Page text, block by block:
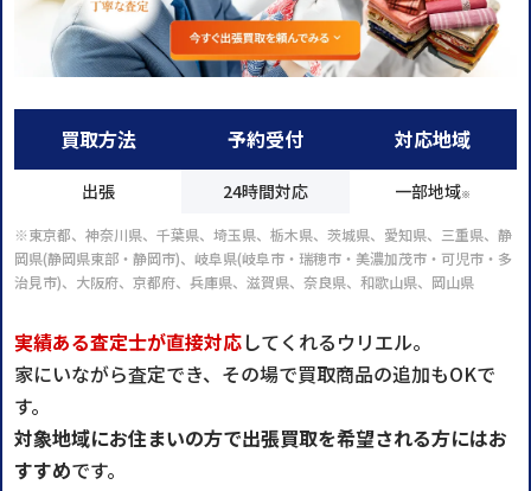
買取方法
出張
予約受付
24時間対応
対応地域
一部地域※
※東京都、神奈川県、千葉県、埼玉県、栃木県、茨城県、愛知県、三重県、静
岡県(静岡県東部・静岡市)、岐阜県(岐阜市・瑞穂市・美濃加茂市・可児市・多
治見市)、大阪府、京都府、兵庫県、滋賀県、奈良県、和歌山県、岡山県
実績ある査定士が直接対応してくれるウリエル。
家にいながら査定でき、その場で買取商品の追加もOKで
す。
対象地域にお住まいの方で出張買取を希望される方にはお
すすめです。